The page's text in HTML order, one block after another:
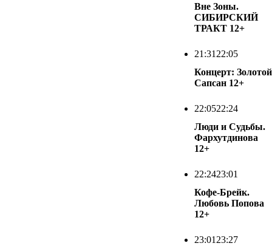
Вне Зоны.
СИБИРСКИЙ
ТРАКТ 12+
21:31 22:05
Концерт: Золотой
Сапсан 12+
22:0522:24
Люди и Судьбы.
Фархутдинова
12+
22:2423:01
Кофе-Брейк.
Любовь Попова
12+
23:01 23:27